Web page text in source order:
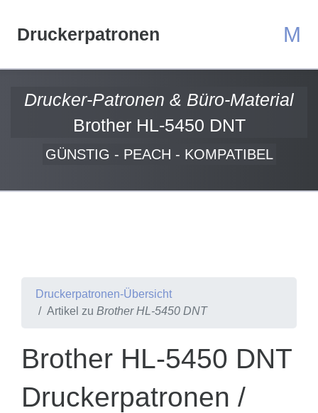
Druckerpatronen M
Drucker-Patronen & Büro-Material
Brother HL-5450 DNT
GÜNSTIG - PEACH - KOMPATIBEL
Druckerpatronen-Übersicht
Artikel zu Brother HL-5450 DNT
Brother HL-5450 DNT
Druckerpatronen /